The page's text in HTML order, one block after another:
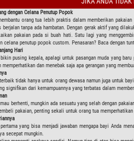
dengan Celana Penutup Popok
orang tua lebih praktis dalam memberikan
berjalan tanpa ada hambatan. Dengan gerak aktif yang
pakaian pada si buah hati. Satu lagi yang
celana penutup popok custom. Penasaran? Baca dengan
Hari
pusing kepala, apalagi untuk pasangan muda yang
dan menebak saja apa gerangan yang
tidak hanya untuk orang dewasa namun juga untuk
signifikan dari kemampuannya yang terbatas dalam
berhenti, mungkin ada sesuatu yang selah dengan
pakaian, penting sekali untuk orang tua
yang bisa menjadi jawaban mengapa bayi Anda
secepat mungkin.